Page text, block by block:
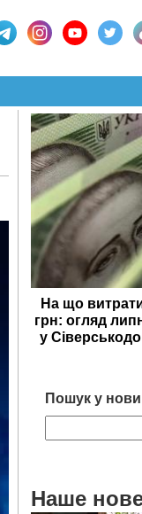
На що
грн: огляд
у
Пошук у
Наше